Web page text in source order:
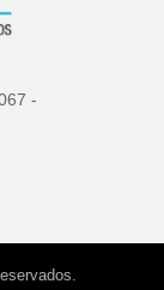
-